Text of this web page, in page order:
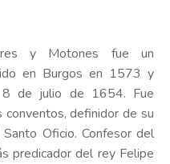
y Motones fue un
en Burgos en 1573 y
8 de julio de 1654. Fue
conventos, definidor de su
Oficio. Confesor del
predicador del rey Felipe